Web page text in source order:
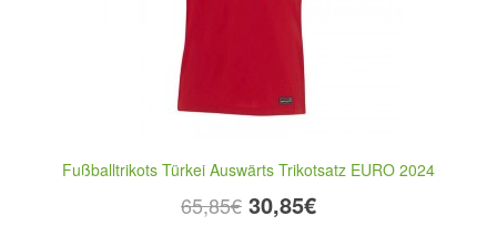
Fußballtrikots Türkei Auswärts Trikotsatz EURO 2024
65,85€ 30,85€